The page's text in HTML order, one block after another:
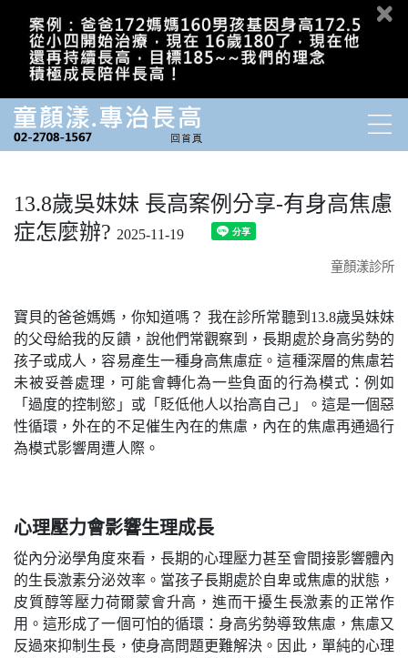
13.8歲吳妹妹 長高案例分享-有身高焦慮
症怎麼辦? 2025-11-19
童顏漾診所
寶貝的爸爸媽媽，你知道嗎？ 我在診所常聽到13.8歲吳妹妹
的父母給我的反饋，說他們常觀察到，長期處於身高劣勢的
孩子或成人，容易產生一種身高焦慮症。這種深層的焦慮若
未被妥善處理，可能會轉化為一些負面的行為模式：例如
「過度的控制慾」或「貶低他人以抬高自己」。這是一個惡
性循環，外在的不足催生內在的焦慮，內在的焦慮再通過行
為模式影響周遭人際。
心理壓力會影響生理成長
從內分泌學角度來看，長期的心理壓力甚至會間接影響體內
的生長激素分泌效率。當孩子長期處於自卑或焦慮的狀態，
皮質醇等壓力荷爾蒙會升高，進而干擾生長激素的正常作
用。這形成了一個可怕的循環：身高劣勢導致焦慮，焦慮又
反過來抑制生長，使身高問題更難解決。因此，單純的心理